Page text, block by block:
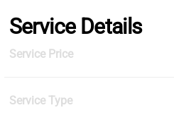
Service Details
Service Price
Service Type